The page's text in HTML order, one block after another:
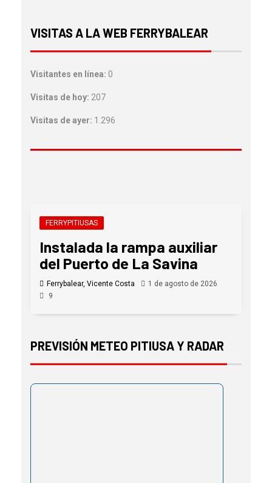
VISITAS A LA WEB FERRYBALEAR
Visitantes en línea: 0
Visitas de hoy: 207
Visitas de ayer: 1.296
FERRYPITIUSAS
Instalada la rampa auxiliar
del Puerto de La Savina
Ferrybalear, Vicente Costa
1 de agosto de 2026
9
PREVISIÓN METEO PITIUSA Y RADAR